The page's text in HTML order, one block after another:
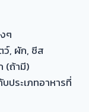
ๆ
ว์, ผัก, ชีส
(ถ้ามี)
ประเภทอาหารที่